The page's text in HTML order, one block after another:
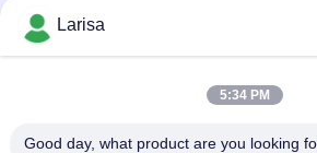
PREVENTIVO
CNC che
inserzioni
Larisa
5:34 PM
Good day, what product are you looking